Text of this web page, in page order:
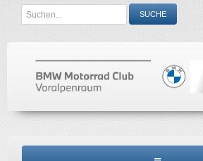
Search
...
SUCHE